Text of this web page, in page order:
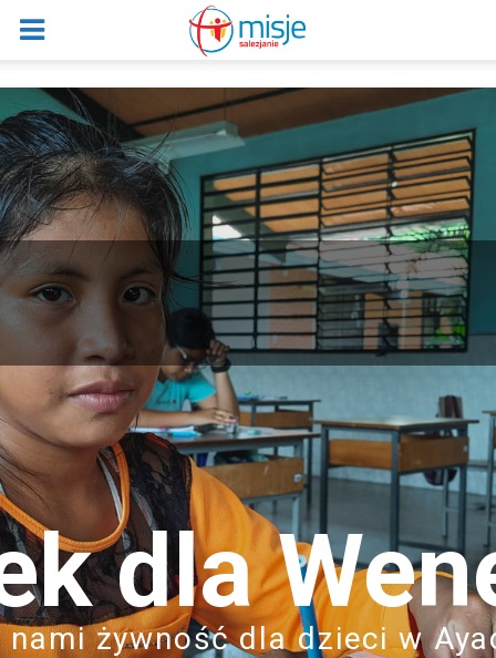
dla
nami żywność dla dzieci w